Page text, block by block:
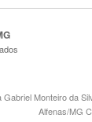
Gabriel Monteiro da
Alfenas/MG